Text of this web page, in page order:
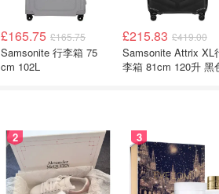
£165.75 £165.75
Samsonite 行李箱 75
cm 102L
£215.83 £419.00
Samsonite Attrix XL行
李箱 81cm 120升 黑
2 3